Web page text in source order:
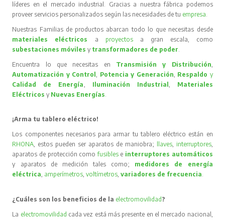
líderes en el mercado industrial. Gracias a nuestra fábrica podemos
proveer servicios personalizados según las necesidades de tu empresa.
Nuestras Familias de productos abarcan todo lo que necesitas desde
materiales eléctricos
a proyectos
a gran escala, como
subestaciones móvilesy transformadores de poder.
Encuentra lo que necesitas en Transmisión y Distribución,
Automatización y Control, Potencia y Generación, Respaldo y
Calidad de Energía, Iluminación Industrial , Materiales
Eléctricos y Nuevas Energías.
¡Arma tu tablero eléctrico!
Los componentes necesarios para armar tu tablero eléctrico están en
RHONA, estos pueden ser aparatos de maniobra; llaves, interruptores,
aparatos de protección comofusibles e interruptores automáticos
y aparatos de medición tales como; medidores de energía
eléctrica, amperímetros,voltímetros,variadores de frecuencia.
¿Cuáles son los beneficios de la electromovilidad ?
La electromovilidad cada vez está más presente en el mercado nacional,